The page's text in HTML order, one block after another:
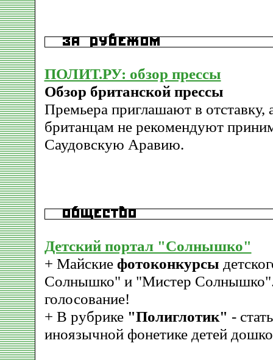
ПОЛИТ.РУ: обзор прессы
Обзор британской прессы
Премьера приглашают в
британцам не рекомендуют
Саудовскую Аравию.
Детский портал "Солнышко"
+ Майские фотоконкурсы
Солнышко" и "Мистер
голосование!
+ В рубрике "Полиглотик" -
иноязычной фонетике детей